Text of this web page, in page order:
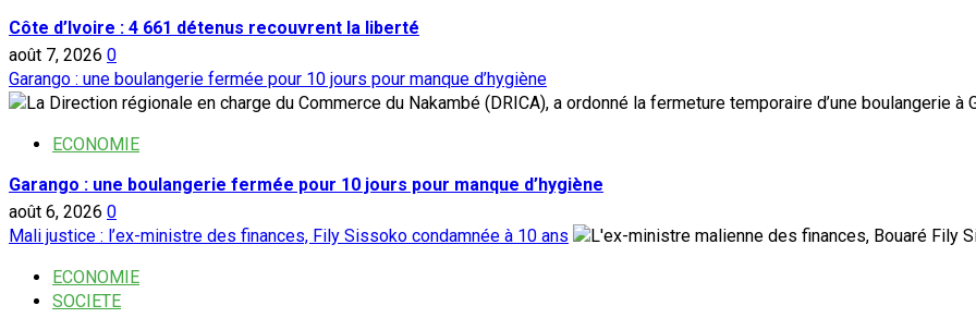
Côte d’Ivoire : 4 661 détenus recouvrent la liberté
août 7, 2026 0
Garango : une boulangerie fermée pour 10 jours pour manque d’hygiène
ECONOMIE
Garango : une boulangerie fermée pour 10 jours pour manque d’hygiène
août 6, 2026 0
Mali justice : l’ex-ministre des finances, Fily Sissoko condamnée à 10 ans
ECONOMIE
SOCIETE